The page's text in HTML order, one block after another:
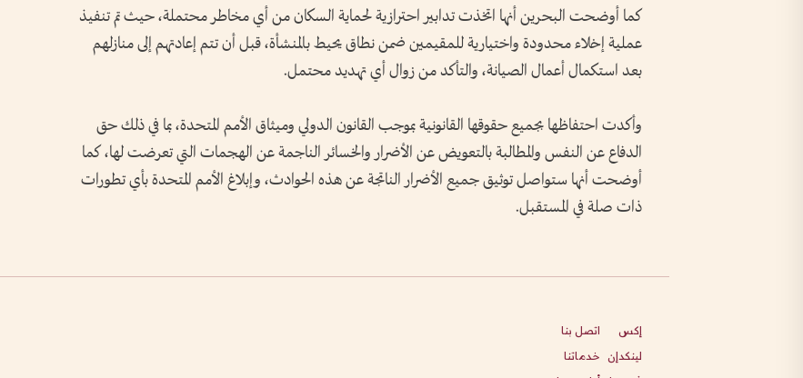
كما أوضحت البحرين أنها اتخذت تدابير احترازية لحماية السكان من أي مخاطر محتملة، حيث تم تنفيذ
عملية إخلاء محدودة واختيارية للمقيمين ضمن نطاق يحيط بالمنشأة، قبل أن تتم إعادتهم إلى منازلهم
بعد استكمال أعمال الصيانة، والتأكد من زوال أي تهديد محتمل.
وأكدت احتفاظها بجميع حقوقها القانونية بموجب القانون الدولي وميثاق الأمم المتحدة، بما في ذلك حق
الدفاع عن النفس والمطالبة بالتعويض عن الأضرار والخسائر الناجمة عن الهجمات التي تعرضت لها، كما
أوضحت أنها ستواصل توثيق جميع الأضرار الناتجة عن هذه الحوادث، وإبلاغ الأمم المتحدة بأي تطورات
ذات صلة في المستقبل.
إكس
لينكدإن
اتصل بنا
خدماتنا